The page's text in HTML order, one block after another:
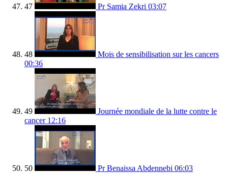
47 Pr Samia Zekri 03:07
48
Mois de sensibilisation sur les cancers
00:36
49
Journée mondiale de la lutte contre le
cancer 12:16
50 Pr Benaissa Abdennebi 06:03